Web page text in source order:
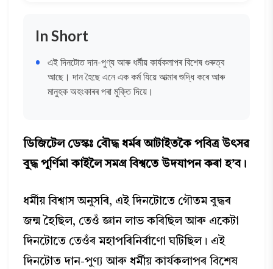
In Short
এই দিনটোত দান-পুণ্য আৰু ধৰ্মীয় কাৰ্যকলাপৰ বিশেষ গুৰুত্ব
আছে। দান হৈছে এনে এক কৰ্ম যিয়ে আত্মাৰ শুদ্ধি কৰে আৰু
মানুহক অহংকাৰৰ পৰা মুক্তি দিয়ে।
ডিজিটেল ডেস্কঃ বৌদ্ধ ধৰ্মৰ আটাইতকৈ পবিত্ৰ উৎসৱ
বুদ্ধ পূৰ্ণিমা কাইলৈ সমগ্ৰ বিশ্বতে উদযাপন কৰা হ’ব।
ধৰ্মীয় বিশ্বাস অনুসৰি, এই দিনটোতে গৌতম বুদ্ধৰ
জন্ম হৈছিল, তেওঁ জ্ঞান লাভ কৰিছিল আৰু একেটা
দিনটোতে তেওঁৰ মহাপৰিনিৰ্বাণো ঘটিছিল। এই
দিনটোত দান-পুণ্য আৰু ধৰ্মীয় কাৰ্যকলাপৰ বিশেষ